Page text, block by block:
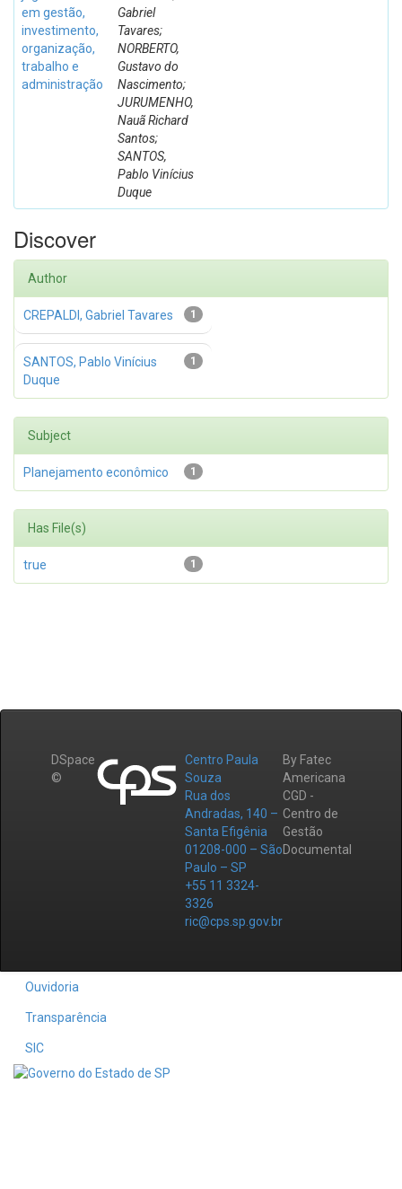
em gestão,
investimento,
organização,
trabalho e
administração
Gabriel
Tavares;
NORBERTO,
Gustavo do
Nascimento;
JURUMENHO,
Nauã Richard
Santos;
SANTOS,
Pablo Vinícius
Duque
Discover
Author
1
CREPALDI, Gabriel Tavares
1
SANTOS, Pablo Vinícius
Duque
Subject
1
Planejamento econômico
Has File(s)
1
true
DSpace
©
Centro Paula
Souza
Rua dos
Andradas, 140 –
Santa Efigênia
01208-000 – São
Paulo – SP
+55 11 3324-
3326
ric@cps.sp.gov.br
By Fatec
Americana
CGD -
Centro de
Gestão
Documental
Ouvidoria
Transparência
SIC